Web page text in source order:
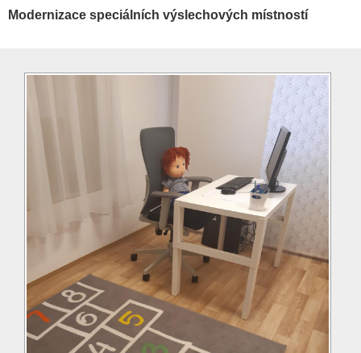
Modernizace speciálních výslechových místností